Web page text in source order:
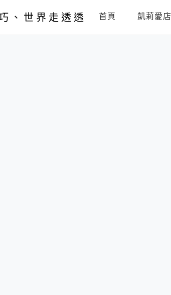
、世界走透透 首頁 凱莉愛店